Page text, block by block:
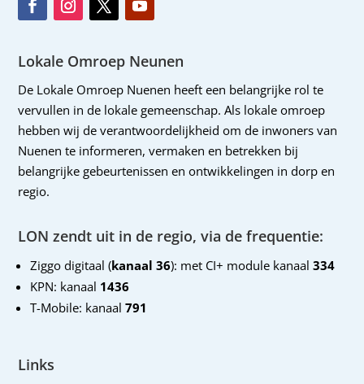
Lokale Omroep Neunen
De Lokale Omroep Nuenen heeft een belangrijke rol te
vervullen in de lokale gemeenschap. Als lokale omroep
hebben wij de verantwoordelijkheid om de inwoners van
Nuenen te informeren, vermaken en betrekken bij
belangrijke gebeurtenissen en ontwikkelingen in dorp en
regio.
LON zendt uit in de regio, via de frequentie:
Ziggo digitaal (kanaal 36): met CI+ module kanaal 334
KPN: kanaal 1436
T-Mobile: kanaal791
Links